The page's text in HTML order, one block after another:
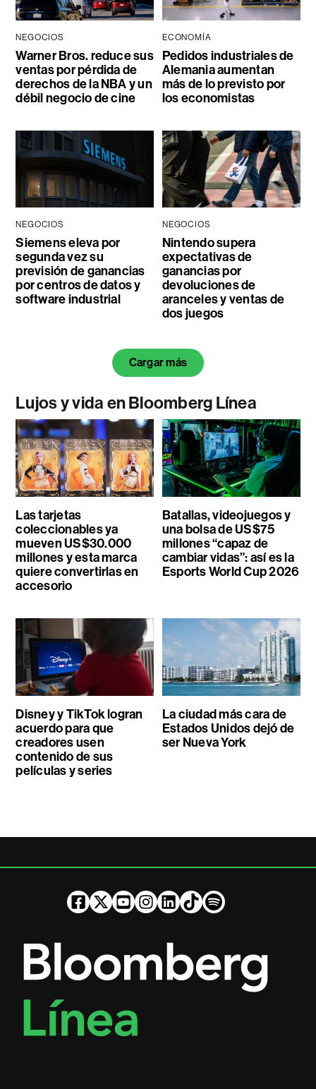
NEGOCIOS
Warner Bros. reduce sus
ventas por pérdida de
derechos de la NBA y un
débil negocio de cine
ECONOMÍA
Pedidos industriales de
Alemania aumentan
más de lo previsto por
los economistas
NEGOCIOS
Siemens eleva por
segunda vez su
previsión de ganancias
por centros de datos y
software industrial
NEGOCIOS
Nintendo supera
expectativas de
ganancias por
devoluciones de
aranceles y ventas de
dos juegos
Cargar más
Lujos y vida en Bloomberg Línea
Las tarjetas
coleccionables ya
mueven US$30.000
millones y esta marca
quiere convertirlas en
accesorio
Batallas, videojuegos y
una bolsa de US$75
millones “capaz de
cambiar vidas”: así es la
Esports World Cup 2026
Disney y TikTok logran
acuerdo para que
creadores usen
contenido de sus
películas y series
La ciudad más cara de
Estados Unidos dejó de
ser Nueva York